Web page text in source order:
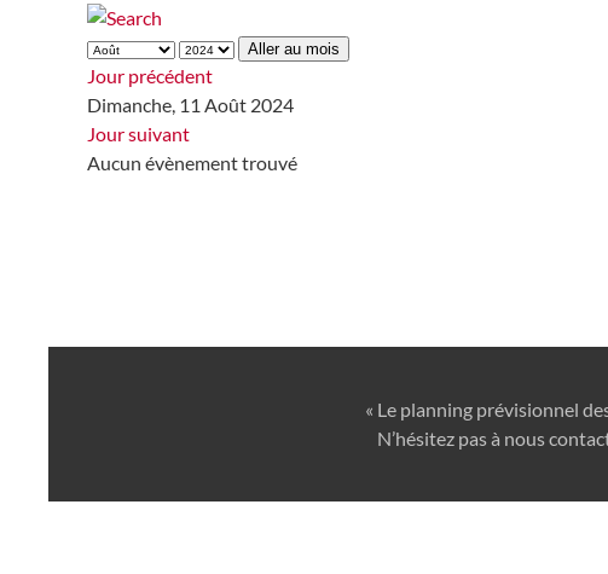
Aller au mois
Jour précédent
Dimanche, 11 Août 2024
Jour suivant
Aucun évènement trouvé
« Le planning prévisionnel
N’hésitez pas à nous